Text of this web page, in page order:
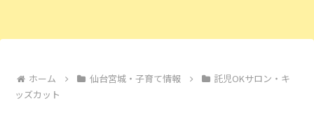
ホーム 仙台宮城・子育て情報
託児OKサロン・キ
ッズカット